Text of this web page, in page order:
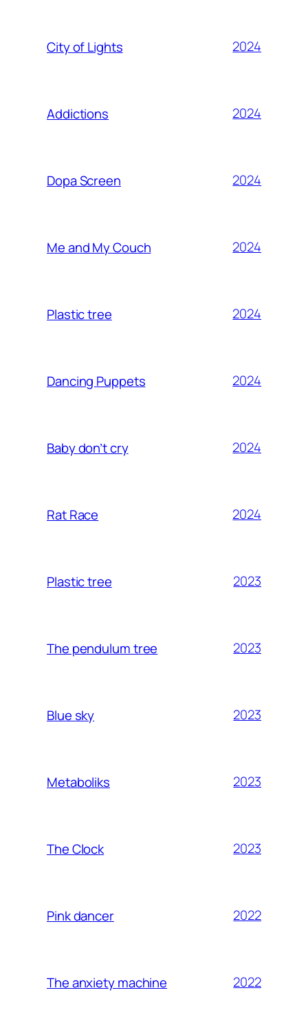
City of Lights 2024
Addictions 2024
Dopa Screen 2024
Me and My Couch 2024
Plastic tree 2024
Dancing Puppets 2024
Baby don’t cry 2024
Rat Race 2024
Plastic tree 2023
The pendulum tree 2023
Blue sky 2023
Metaboliks 2023
The Clock 2023
Pink dancer 2022
The anxiety machine 2022